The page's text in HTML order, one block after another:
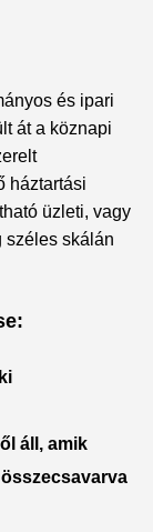
és ipari
át a köznapi
háztartási
üzleti, vagy
széles skálán
áll, amik